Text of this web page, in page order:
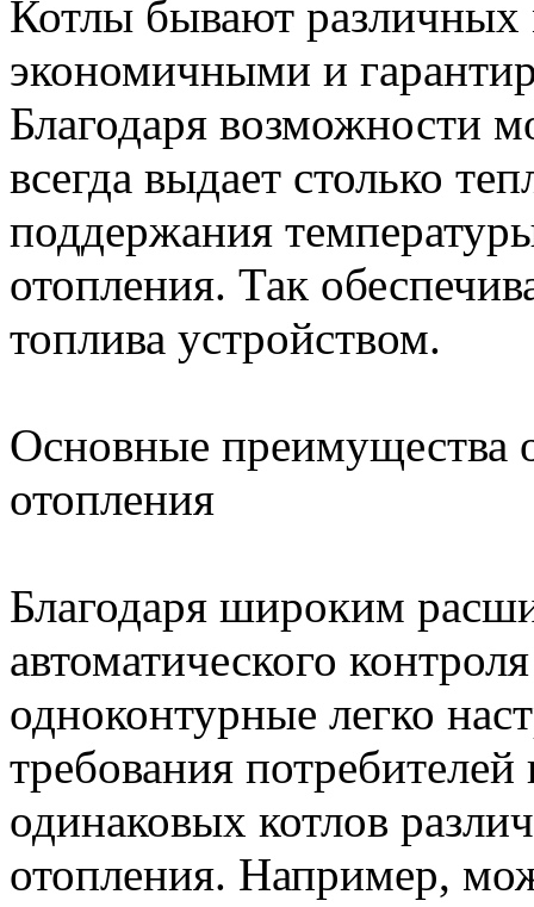
Котлы бывают различных
экономичными и
Благодаря возможности
всегда выдает столько
поддержания
отопления. Так
топлива устройством.
Основные преимущества
отопления
Благодаря широким
автоматического
одноконтурные легко
требования потребителей
одинаковых котлов
отопления. Например,